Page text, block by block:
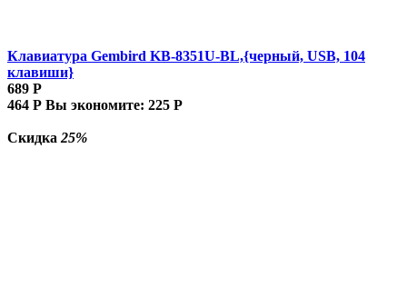
Клавиатура Gembird KB-8351U-BL,{черный, USB, 104
клавиши}
689 Р
464 Р Вы экономите: 225 Р
Скидка 25%